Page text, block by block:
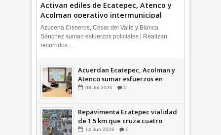
Activan ediles de Ecatepec, Atenco y
Acolman operativo intermunicipal
Azucena Cisneros, César del Valle y Blanca
Sánchez suman esfuerzos policiales | Realizan
recorridos ...
Acuerdan Ecatepec, Acolman y
Atenco sumar esfuerzos en
seguridad
08 Jul 2026 0
Repavimenta Ecatepec vialidad
de 1.5 km que cruza cuatro
comunidades +Video
14 Jun 2026 0